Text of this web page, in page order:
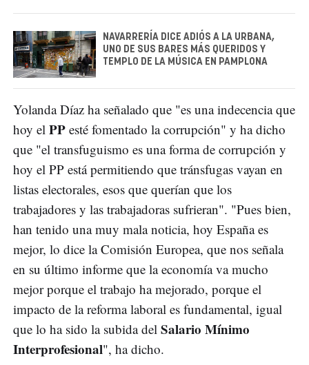
NAVARRERÍA DICE ADIÓS A LA URBANA,
UNO DE SUS BARES MÁS QUERIDOS Y
TEMPLO DE LA MÚSICA EN PAMPLONA
Yolanda Díaz ha señalado que "es una indecencia que
hoy el PP esté fomentado la corrupción" y ha dicho
que "el transfuguismo es una forma de corrupción y
hoy el PP está permitiendo que tránsfugas vayan en
listas electorales, esos que querían que los
trabajadores y las trabajadoras sufrieran". "Pues bien,
han tenido una muy mala noticia, hoy España es
mejor, lo dice la Comisión Europea, que nos señala
en su último informe que la economía va mucho
mejor porque el trabajo ha mejorado, porque el
impacto de la reforma laboral es fundamental, igual
que lo ha sido la subida del Salario Mínimo
Interprofesional", ha dicho.